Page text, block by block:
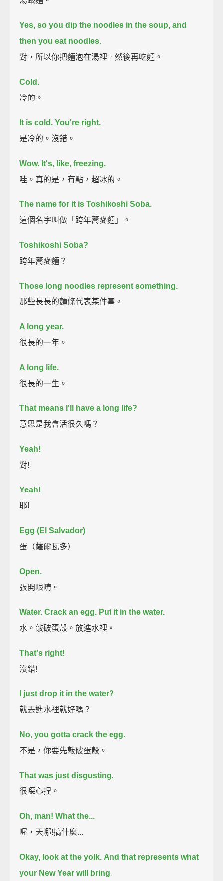
Yes, so you dip the noodles in the soup, and
then you eat noodles.
對，所以你把麵泡在湯裡，然後再吃麵。
Cold.
冷的。
It is cold. You're right.
是冷的。沒錯。
Wow. It's, like, freezing.
哇。真的是，有點，超冰的。
The name for it is Toshikoshi Soba.
這個名字叫做「跨年蕎麥麵」。
Toshikoshi Soba?
跨年蕎麥麵？
Those long noodles represent something.
那些長長的麵條代表某件事。
A long year.
很長的一年。
A long life.
很長的一生。
That means I'll have a long life?
意思是我會活很久嗎？
Yeah!
對!
Yeah!
耶!
Egg (El Salvador)
蛋（薩爾瓦多）
Open.
張開眼睛。
Water. Crack an egg. Put it in the water.
水。敲破蛋殼。放進水裡。
That's right!
沒錯!
I just drop it in the water?
就丟進水裡就好嗎？
No, you gotta crack the egg.
不是，你要先敲破蛋殼。
That was just disgusting.
很噁心捏。
Oh, man! What the...
喔，天哪!搞什麼...
Okay, look at the yolk. And that represents what
your New Year will bring.